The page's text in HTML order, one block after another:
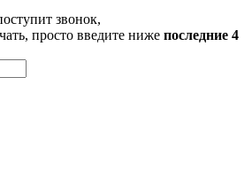
звонок,
просто введите ниже последние 4